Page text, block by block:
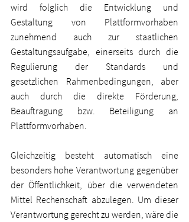
wird folglich die Entwicklung und
Gestaltung von Plattformvorhaben
zunehmend auch zur staatlichen
Gestaltungsaufgabe, einerseits durch die
Regulierung der Standards und
gesetzlichen Rahmenbedingungen, aber
auch durch die direkte Förderung,
Beauftragung bzw. Beteiligung an
Plattformvorhaben.
Gleichzeitig besteht automatisch eine
besonders hohe Verantwortung gegenüber
der Öffentlichkeit, über die verwendeten
Mittel Rechenschaft abzulegen. Um dieser
Verantwortung gerecht zu werden, wäre die